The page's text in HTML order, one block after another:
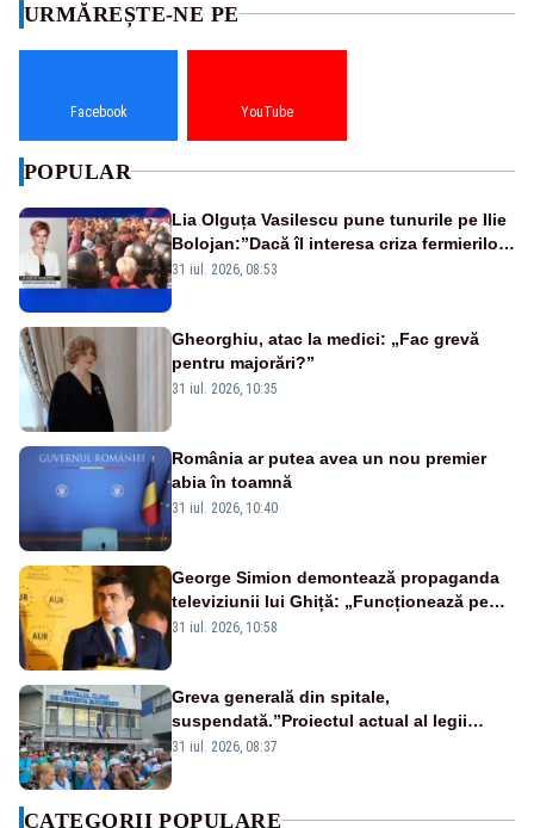
URMĂREȘTE-NE PE
Facebook YouTube
POPULAR
Lia Olguța Vasilescu pune tunurile pe Ilie
Bolojan:”Dacă îl interesa criza fermierilor
pleca din funcție”
31 iul. 2026, 08:53
Gheorghiu, atac la medici: „Fac grevă
pentru majorări?”
31 iul. 2026, 10:35
România ar putea avea un nou premier
abia în toamnă
31 iul. 2026, 10:40
George Simion demontează propaganda
televiziunii lui Ghiță: „Funcționează pe
miliarde luate de la români”
31 iul. 2026, 10:58
Greva generală din spitale,
suspendată.”Proiectul actual al legii
salarizării nu mai există pentru noi”
31 iul. 2026, 08:37
CATEGORII POPULARE